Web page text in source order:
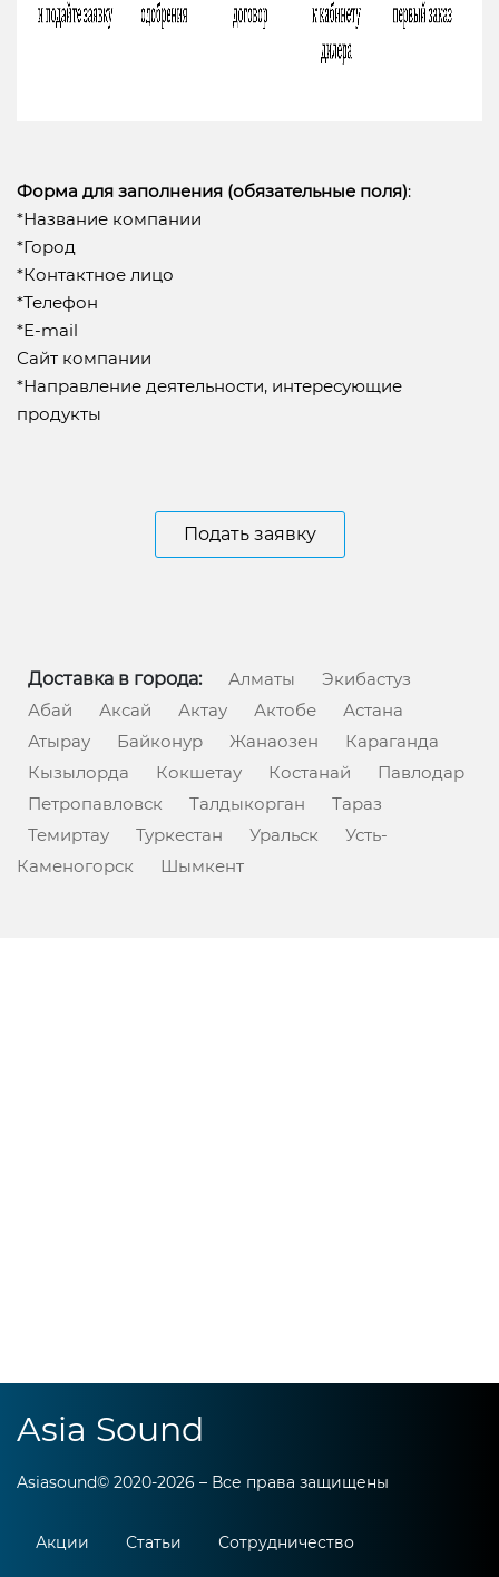
Форма для заполнения (обязательные поля):
*Название компании
*Город
*Контактное лицо
*Телефон
*E-mail
Сайт компании
*Направление деятельности, интересующие
продукты
Подать заявку
Доставка в города: Алматы
Экибастуз
Абай
Аксай Актау Актобе
Астана
Атырау
Байконур Жанаозен
Караганда
Кызылорда
Кокшетау Костанай
Павлодар
Петропавловск
Талдыкорган
Тараз
Темиртау
Туркестан Уральск
Усть-
Каменогорск
Шымкент
Asia Sound
Asiasound© 2020-2026 – Все права защищены
Акции Статьи Сотрудничество